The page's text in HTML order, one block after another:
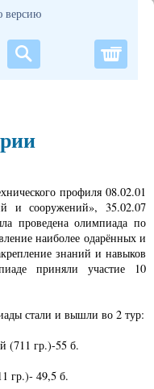
версию
профиля 08.02.01
и сооружений», 35.02.07
проведена олимпиада по
наиболее одарённых и
знаний и навыков
приняли участие 10
стали и вышли во 2 тур:
(711 гр.)-55 б.
гр.)- 49,5 б.